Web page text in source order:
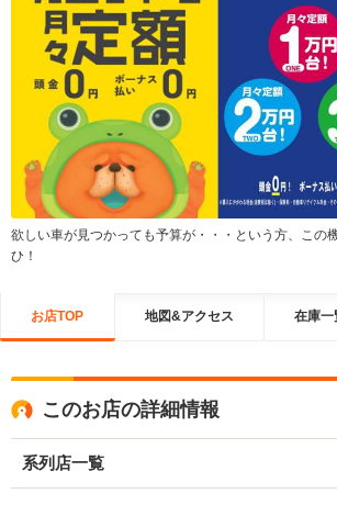
欲しい車が見つかっても予算が・・・という方、この
ひ！
お店TOP 地図&アクセス 在庫一
このお店の詳細情報
系列店一覧